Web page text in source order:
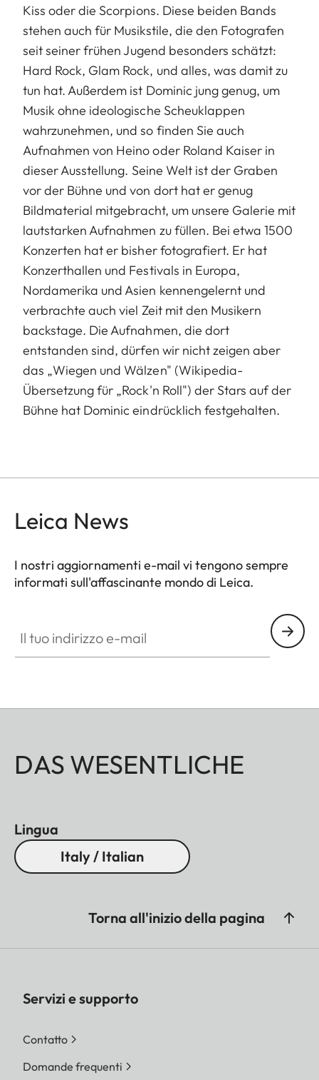
Kiss oder die Scorpions. Diese beiden Bands
stehen auch für Musikstile, die den Fotografen
seit seiner frühen Jugend besonders schätzt:
Hard Rock, Glam Rock, und alles, was damit zu
tun hat. Außerdem ist Dominic jung genug, um
Musik ohne ideologische Scheuklappen
wahrzunehmen, und so finden Sie auch
Aufnahmen von Heino oder Roland Kaiser in
dieser Ausstellung. Seine Welt ist der Graben
vor der Bühne und von dort hat er genug
Bildmaterial mitgebracht, um unsere Galerie mit
lautstarken Aufnahmen zu füllen. Bei etwa 1500
Konzerten hat er bisher fotografiert. Er hat
Konzerthallen und Festivals in Europa,
Nordamerika und Asien kennengelernt und
verbrachte auch viel Zeit mit den Musikern
backstage. Die Aufnahmen, die dort
entstanden sind, dürfen wir nicht zeigen aber
das „Wiegen und Wälzen" (Wikipedia-
Übersetzung für „Rock'n Roll") der Stars auf der
Bühne hat Dominic eindrücklich festgehalten.
Leica News
I nostri aggiornamenti e-mail vi tengono sempre
informati sull'affascinante mondo di Leica.
DAS WESENTLICHE
Lingua
Italy / Italian
Torna all'inizio della pagina
Servizi e supporto
Contatto
Domande frequenti